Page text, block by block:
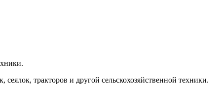
тракторов и другой сельскохозяйственной техники.